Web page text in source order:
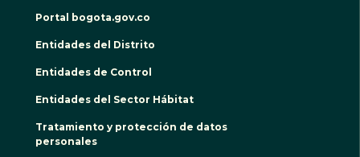
Portal bogota.gov.co
Entidades del Distrito
Entidades de Control
Entidades del Sector Hábitat
Tratamiento y protección de datos
personales